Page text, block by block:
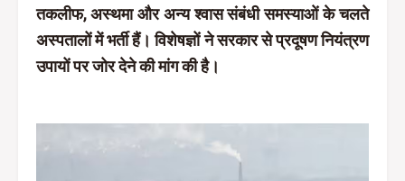
तकलीफ, अस्थमा और अन्य श्वास संबंधी समस्याओं के चलते
अस्पतालों में भर्ती हैं। विशेषज्ञों ने सरकार से प्रदूषण नियंत्रण
उपायों पर जोर देने की मांग की है।